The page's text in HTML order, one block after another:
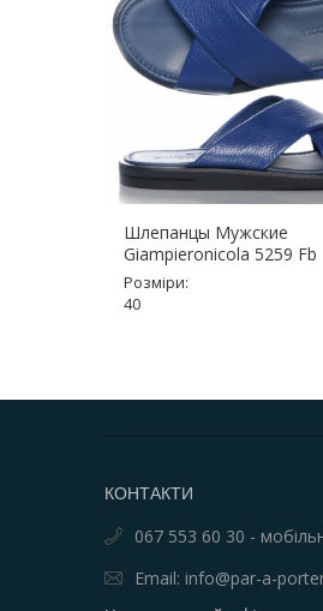
Шлепанцы Мужские
Giampieronicola 5259 Fb
Розміри:
40
КОНТАКТИ
067 553 60 30 -
Email: info@par-a-